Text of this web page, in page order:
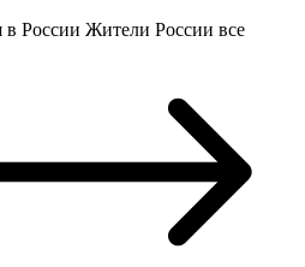
России Жители России все